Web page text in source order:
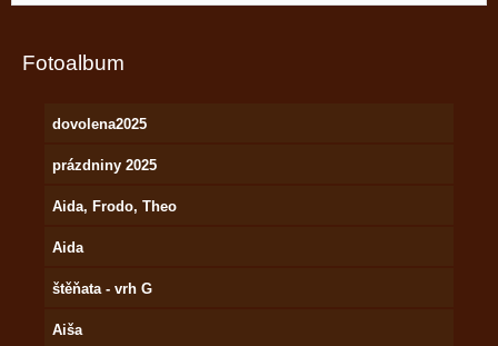
Fotoalbum
dovolena2025
prázdniny 2025
Aida, Frodo, Theo
Aida
štěňata - vrh G
Aiša